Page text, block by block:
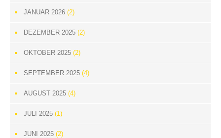
JANUAR 2026 (2)
DEZEMBER 2025 (2)
OKTOBER 2025 (2)
SEPTEMBER 2025 (4)
AUGUST 2025 (4)
JULI 2025 (1)
JUNI 2025 (2)